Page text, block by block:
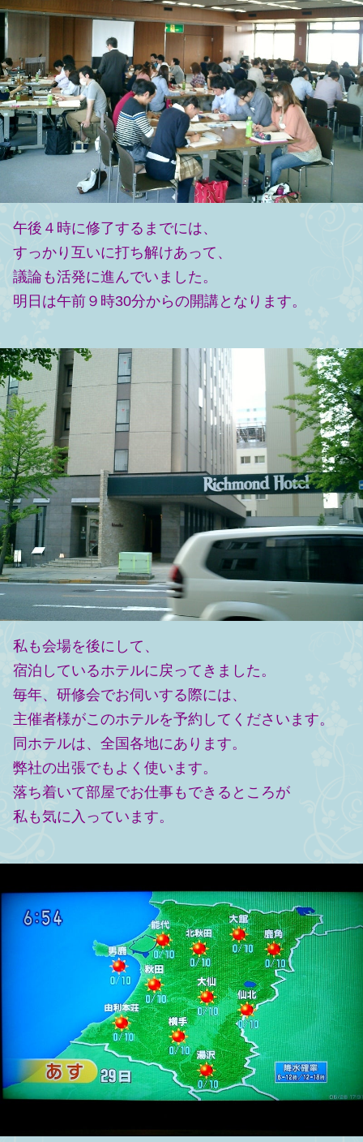
午後４時に修了するまでには、
すっかり互いに打ち解けあって、
議論も活発に進んでいました。
明日は午前９時30分からの開講となります。
私も会場を後にして、
宿泊しているホテルに戻ってきました。
毎年、研修会でお伺いする際には、
主催者様がこのホテルを予約してくださいます。
同ホテルは、全国各地にあります。
弊社の出張でも よく使います。
落ち着いて部屋でお仕事もできるところが
私も気に入っています。